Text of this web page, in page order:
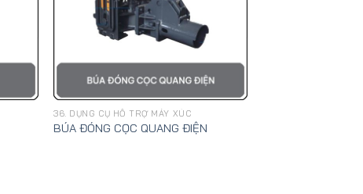
36. DỤNG CỤ HỖ TRỢ MÁY XÚC
BÚA ĐÓNG CỌC QUANG ĐIỆN